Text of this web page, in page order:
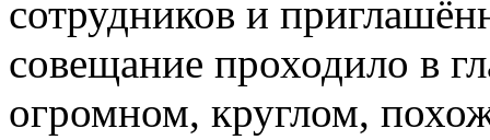
сотрудников и
совещание проходило в
огромном, круглом,